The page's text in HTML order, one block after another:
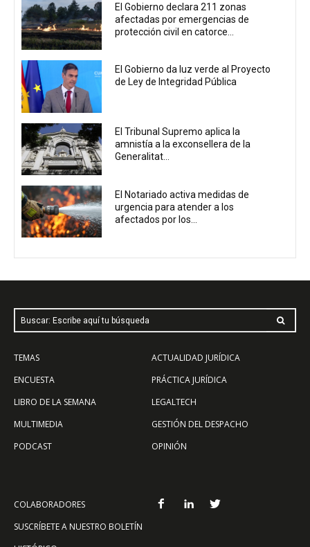
El Gobierno declara 211 zonas
afectadas por emergencias de
protección civil en catorce...
El Gobierno da luz verde al Proyecto
de Ley de Integridad Pública
El Tribunal Supremo aplica la
amnistía a la exconsellera de la
Generalitat...
El Notariado activa medidas de
urgencia para atender a los
afectados por los...
Buscar: Escribe aquí tu búsqueda
TEMAS
ENCUESTA
LIBRO DE LA SEMANA
MULTIMEDIA
PODCAST
ACTUALIDAD JURÍDICA
PRÁCTICA JURÍDICA
LEGALTECH
GESTIÓN DEL DESPACHO
OPINIÓN
COLABORADORES
SUSCRÍBETE A NUESTRO BOLETÍN